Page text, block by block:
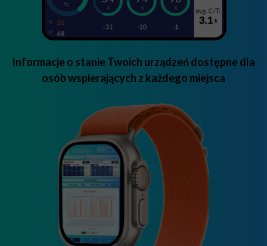
Informacje o stanie Twoich urządzeń dostępne dla
osób wspierających z każdego miejsca